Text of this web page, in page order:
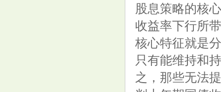
股息策略的核
收益率下行所
核心特征就是
只有能维持和
之，那些无法